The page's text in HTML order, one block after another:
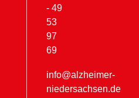
- 49
53
97
69
info@alzheimer-
niedersachsen.de